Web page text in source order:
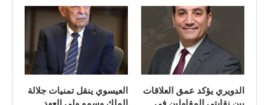
الدويري يؤكد عمق العلاقات
بين نقابتي المقاولين في
العيسوي ينقل تمنيات جلالة
الملك وسمو ولي العهد